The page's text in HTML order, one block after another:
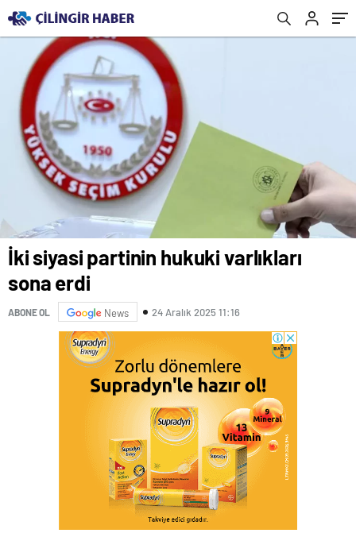
İki siyasi partinin hukuki varlıkları
sona erdi
ABONE OL News 24 Aralık 2025 11:16